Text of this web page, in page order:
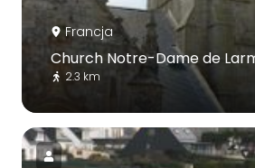
Francja
Church Notre-Dame de
2.3 km